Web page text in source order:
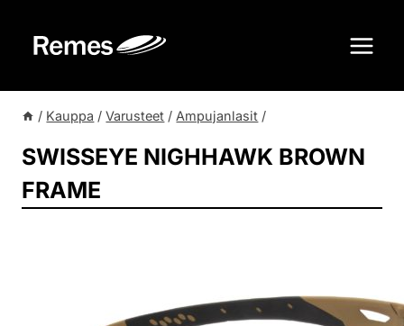
sisältöön
/ Kauppa / Varusteet / Ampujanlasit /
SWISSEYE NIGHHAWK BROWN
FRAME